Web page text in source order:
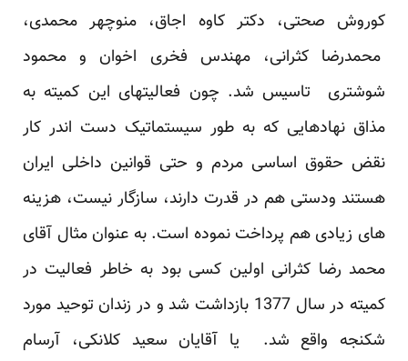
کوروش صحتی، دکتر کاوه اجاق، منوچهر محمدی،
محمدرضا کثرانی، مهندس فخری اخوان و محمود
شوشتری تاسیس شد. چون فعالیتهای این کمیته به
مذاق نهادهایی که به طور سیستماتیک دست اندر کار
نقض حقوق اساسی مردم و حتی قوانین داخلی ایران
هستند ودستی هم در قدرت دارند، سازگار نیست، هزینه
های زیادی هم پرداخت نموده است. به عنوان مثال آقای
محمد رضا کثرانی اولین کسی بود به خاطر فعالیت در
کمیته در سال 1377 بازداشت شد و در زندان توحید مورد
شکنجه واقع شد. یا آقایان سعید کلانکی، آرسام